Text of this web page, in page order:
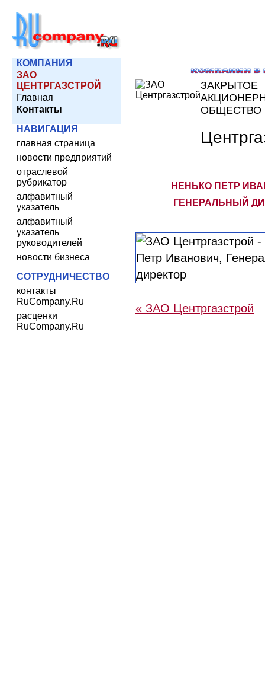
КОМПАНИЯ
ЗАО
ЦЕНТРГАЗСТРОЙ
Главная
Контакты
НАВИГАЦИЯ
главная страница
новости предприятий
отраслевой
рубрикатор
алфавитный
указатель
алфавитный
указатель
руководителей
новости бизнеса
СОТРУДНИЧЕСТВО
контакты
RuCompany.Ru
расценки
RuCompany.Ru
ЗАКРЫТОЕ
ОБЩЕСТВО
НЕНЬКО ПЕТР
ГЕНЕРАЛЬНЫЙ
« ЗАО Центргазстрой